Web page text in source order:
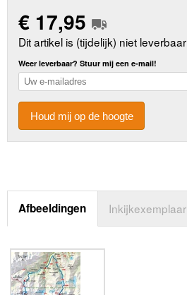
€ 17,95
Dit artikel is (tijdelijk) niet leverbaar
Weer leverbaar? Stuur mij een e-mail!
Houd mij op de hoogte
Afbeeldingen Inkijkexemplaar